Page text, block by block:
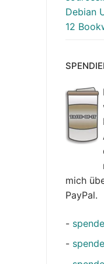
Debian
12
mich
PayPal.
-
-